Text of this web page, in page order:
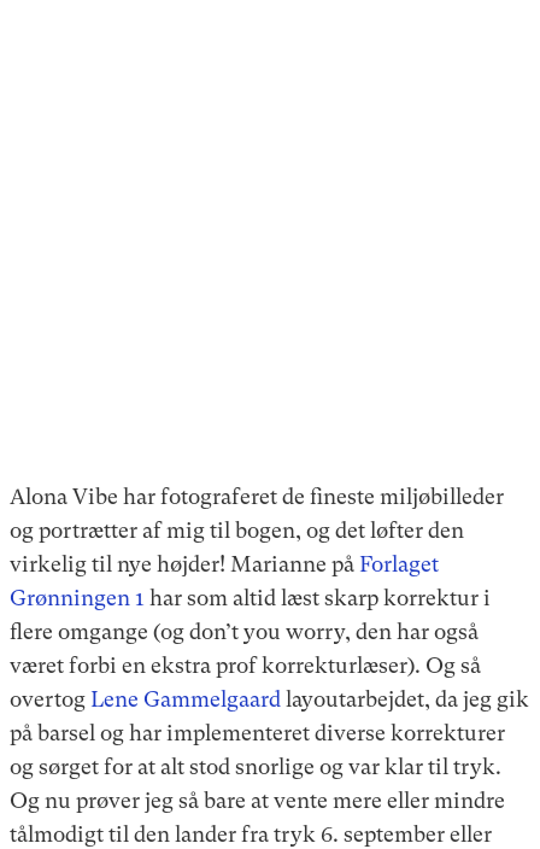
Alona Vibe har fotograferet de fineste miljøbilleder
og portrætter af mig til bogen, og det løfter den
virkelig til nye højder! Marianne på Forlaget
Grønningen 1 har som altid læst skarp korrektur i
flere omgange (og don’t you worry, den har også
været forbi en ekstra prof korrekturlæser). Og så
overtog Lene Gammelgaardlayoutarbejdet, da jeg gik
på barsel og har implementeret diverse korrekturer
og sørget for at alt stod snorlige og var klar til tryk.
Og nu prøver jeg så bare at vente mere eller mindre
tålmodigt til den lander fra tryk 6. september eller